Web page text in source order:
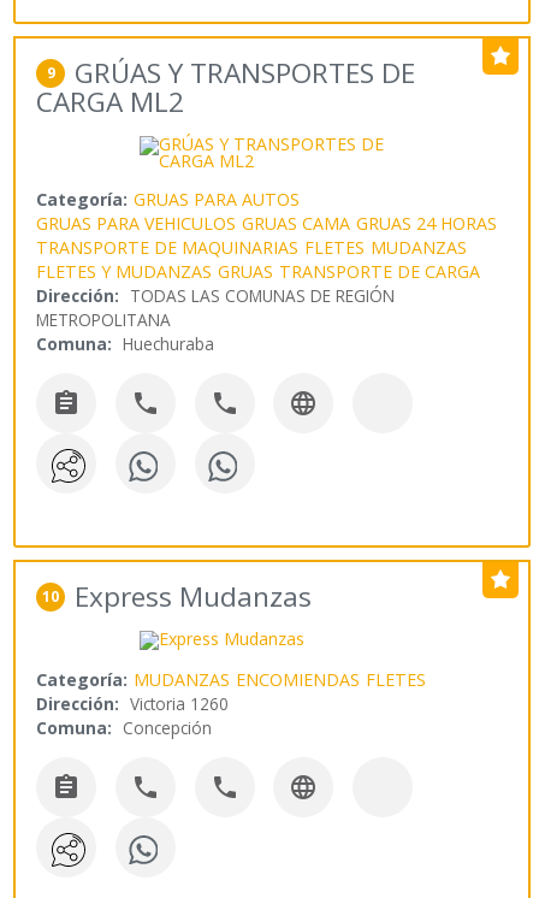
9 GRÚAS Y TRANSPORTES DE
CARGA ML2
Categoría: GRUAS PARA AUTOS
GRUAS PARA VEHICULOS GRUAS CAMA GRUAS 24 HORAS
TRANSPORTE DE MAQUINARIAS FLETES MUDANZAS
FLETES Y MUDANZAS GRUAS TRANSPORTE DE CARGA
Dirección: TODAS LAS COMUNAS DE REGIÓN
METROPOLITANA
Comuna: Huechuraba
   
10 Express Mudanzas
Categoría: MUDANZAS ENCOMIENDAS FLETES
Dirección: Victoria 1260
Comuna: Concepción
   